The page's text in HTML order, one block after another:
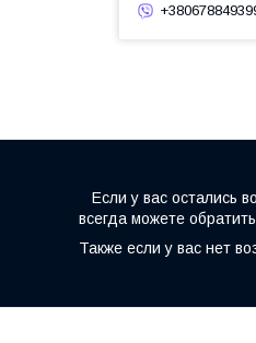
Если у вас остались
всегда можете
Также если у вас нет